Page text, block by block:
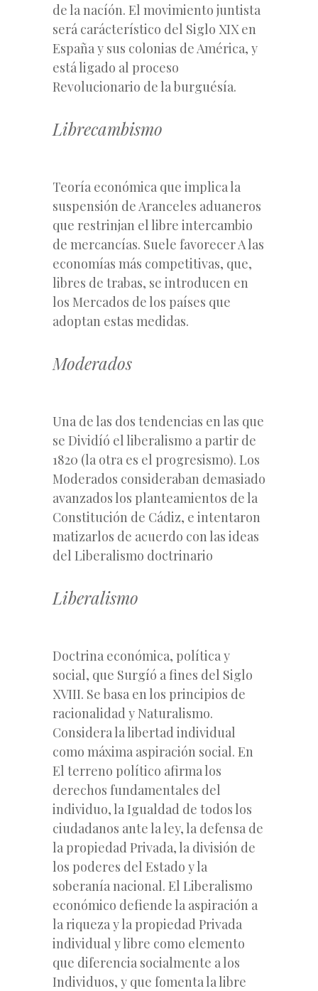
de la nacíón. El movimiento juntista
será carácterístico del Siglo XIX en
España y sus colonias de América, y
está ligado al proceso
Revolucionario de la burguésía.
Librecambismo
Teoría económica que implica la
suspensión de Aranceles aduaneros
que restrinjan el libre intercambio
de mercancías. Suele favorecer A las
economías más competitivas, que,
libres de trabas, se introducen en
los Mercados de los países que
adoptan estas medidas.
Moderados
Una de las dos tendencias en las que
se Dividíó el liberalismo a partir de
1820 (la otra es el progresismo). Los
Moderados consideraban demasiado
avanzados los planteamientos de la
Constitución de Cádiz, e intentaron
matizarlos de acuerdo con las ideas
del Liberalismo doctrinario
Liberalismo
Doctrina económica, política y
social, que Surgíó a fines del Siglo
XVIII. Se basa en los principios de
racionalidad y Naturalismo.
Considera la libertad individual
como máxima aspiración social. En
El terreno político afirma los
derechos fundamentales del
individuo, la Igualdad de todos los
ciudadanos ante la ley, la defensa de
la propiedad Privada, la división de
los poderes del Estado y la
soberanía nacional. El Liberalismo
económico defiende la aspiración a
la riqueza y la propiedad Privada
individual y libre como elemento
que diferencia socialmente a los
Individuos, y que fomenta la libre